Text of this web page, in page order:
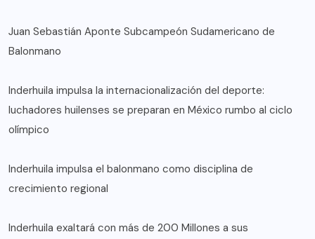
Juan Sebastián Aponte Subcampeón Sudamericano de
Balonmano
Inderhuila impulsa la internacionalización del deporte:
luchadores huilenses se preparan en México rumbo al ciclo
olímpico
Inderhuila impulsa el balonmano como disciplina de
crecimiento regional
Inderhuila exaltará con más de 200 Millones a sus